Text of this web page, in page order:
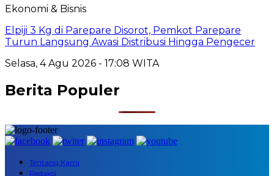
Ekonomi & Bisnis
Elpiji 3 Kg di Parepare Disorot, Pemkot Parepare
Turun Langsung Awasi Distribusi Hingga Pengecer
Selasa, 4 Agu 2026 - 17:08 WITA
Berita Populer
Tentang Kami
Redaksi